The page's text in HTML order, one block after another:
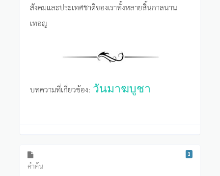
สังคมและประเทศชาติของเราทั้งหลายสิ้นกาลนาน
เทอญ
บทความที่เกี่ยวข้อง: วันมาฆบูชา
คำค้น
1